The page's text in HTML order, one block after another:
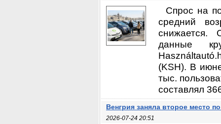
Спрос на
средний
снижается.
данные
(KSH). В
тыс.
составлял
Венгрия заняла второе место
2026-07-24 20:51